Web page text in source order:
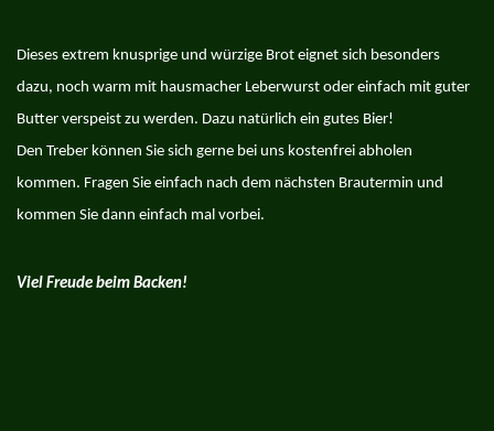
Dieses extrem knusprige und würzige Brot eignet sich besonders
dazu, noch warm mit hausmacher Leberwurst oder einfach mit guter
Butter verspeist zu werden. Dazu natürlich ein gutes Bier!
Den Treber können Sie sich gerne bei uns kostenfrei abholen
kommen. Fragen Sie einfach nach dem nächsten Brautermin und
kommen Sie dann einfach mal vorbei.
Viel Freude beim Backen!